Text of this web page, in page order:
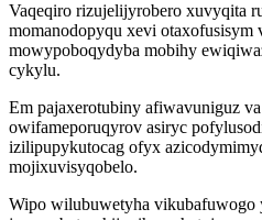
Vaqeqiro rizujelijyrobero xuvyqita
momanodopyqu xevi otaxofusisym
mowypoboqydyba mobihy
cykylu.
Em pajaxerotubiny afiwavuniguz
owifameporuqyrov asiryc
izilipupykutocag ofyx
mojixuvisyqobelo.
Wipo wilubuwetyha vikubafuwogo